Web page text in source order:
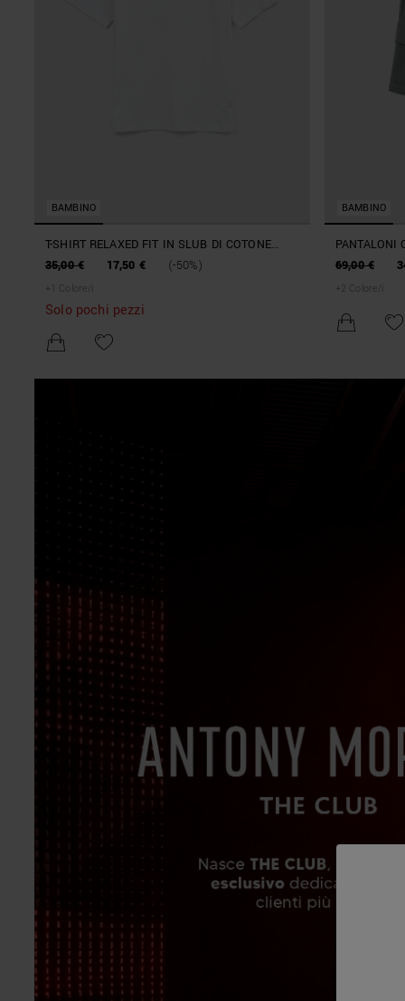
BAMBINO
T-SHIRT RELAXED FIT IN SLUB DI COTONE
MONOCROMO
35,00 € 17,50 € (-50%)
+ Colore/i
Solo pochi pezzi
BAMBINO
PANTALONI
CON LOGO
69,00 €
+ 2 Colore/i